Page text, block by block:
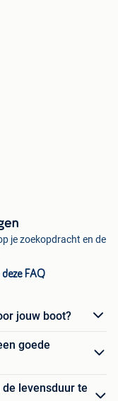
je zoekopdracht en de
FAQ
jouw boot?
goede
levensduur te